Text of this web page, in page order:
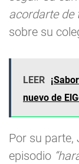
acordarte de
sobre su
LEER
nuevo de
Por su parte,
episodio